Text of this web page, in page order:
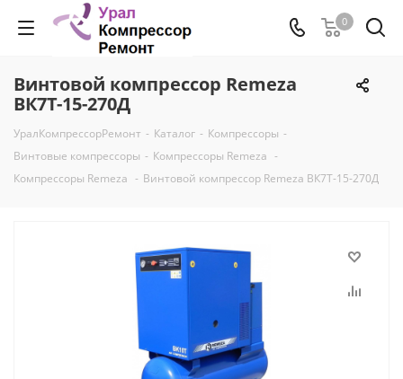
0
Винтовой компрессор Remeza
ВК7Т-15-270Д
УралКомпрессорРемонт - Каталог - Компрессоры -
Винтовые компрессоры - Компрессоры Remeza -
Компрессоры Remeza - Винтовой компрессор Remeza ВК7Т-15-270Д